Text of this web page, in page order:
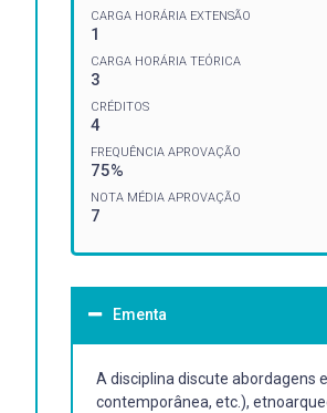
CARGA HORÁRIA EXTENSÃO
1
CARGA HORÁRIA TEÓRICA
3
CRÉDITOS
4
FREQUÊNCIA APROVAÇÃO
75%
NOTA MÉDIA APROVAÇÃO
7
Ementa
A disciplina discute abordagens
contemporânea, etc.),